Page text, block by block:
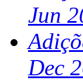
Jun
Dec